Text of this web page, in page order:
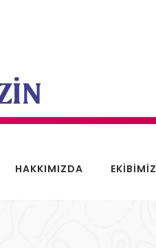
HAKKIMIZDA EKIBIMIZ